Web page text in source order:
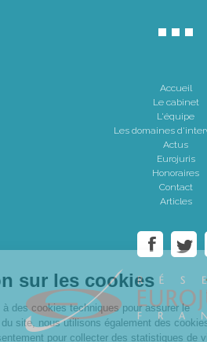
Accueil
Le cabinet
L'équipe
Les domaines
Actus
Eurojuris
Honoraires
Contact
Articles